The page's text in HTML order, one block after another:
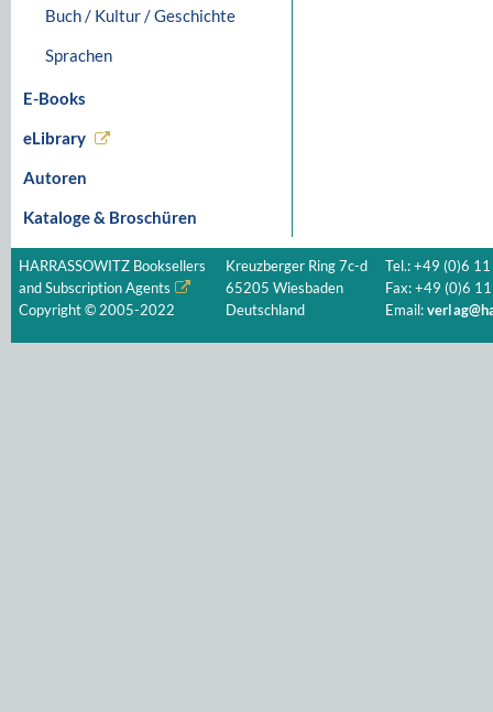
Buch / Kultur / Geschichte
Sprachen
E-Books
eLibrary
Autoren
Kataloge & Broschüren
HARRASSOWITZ Booksellers
and Subscription Agents
Copyright © 2005-2022
Kreuzberger Ring 7c-d
65205 Wiesbaden
Deutschland
Tel.: +49 (0)6
Fax: +49 (0)6
Email: